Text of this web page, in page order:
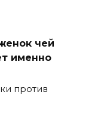
чей
именно
против